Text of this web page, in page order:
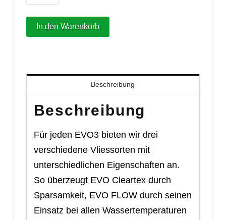
750
Menge
In den Warenkorb
Beschreibung
Beschreibung
Für jeden EVO3 bieten wir drei
verschiedene Vliessorten mit
unterschiedlichen Eigenschaften an.
So überzeugt EVO Cleartex durch
Sparsamkeit, EVO FLOW durch seinen
Einsatz bei allen Wassertemperaturen